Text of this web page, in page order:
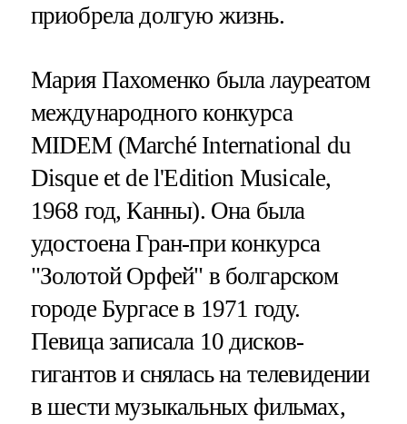
приобрела долгую жизнь.
Мария Пахоменко была лауреатом
международного конкурса
MIDEM (Marché International du
Disque et de l'Edition Musicale,
1968 год, Канны). Она была
удостоена Гран-при конкурса
"Золотой Орфей" в болгарском
городе Бургасе в 1971 году.
Певица записала 10 дисков-
гигантов и снялась на телевидении
в шести музыкальных фильмах,